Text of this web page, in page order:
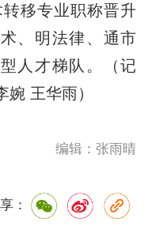
移专业职称晋升
、明法律、通市
人才梯队。（记
王华雨）
编辑：张雨晴
：